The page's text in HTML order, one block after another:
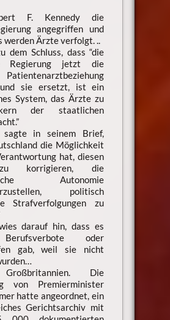
F. Kennedy die
angegriffen und
werden Ärzte verfolgt. ..
dem Schluss, dass “die
Regierung jetzt die
sie ersetzt, ist ein
System, das Ärzte zu
der staatlichen
sagte in seinem Brief,
die Möglichkeit
hat, diesen
korrigieren, die
Autonomie
politisch
Strafverfolgungen zu
darauf hin, dass es
oder
gab, weil sie nicht
Die
von Premierminister
hatte angeordnet, ein
Gerichtsarchiv mit